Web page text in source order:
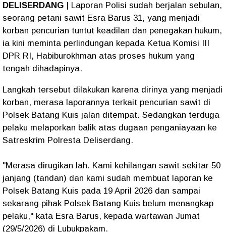
DELISERDANG | Laporan Polisi sudah berjalan sebulan,
seorang petani sawit Esra Barus 31, yang menjadi
korban pencurian tuntut keadilan dan penegakan hukum,
ia kini meminta perlindungan kepada Ketua Komisi III
DPR RI, Habiburokhman atas proses hukum yang
tengah dihadapinya.
Langkah tersebut dilakukan karena dirinya yang menjadi
korban, merasa laporannya terkait pencurian sawit di
Polsek Batang Kuis jalan ditempat. Sedangkan terduga
pelaku melaporkan balik atas dugaan penganiayaan ke
Satreskrim Polresta Deliserdang.
"Merasa dirugikan lah. Kami kehilangan sawit sekitar 50
janjang (tandan) dan kami sudah membuat laporan ke
Polsek Batang Kuis pada 19 April 2026 dan sampai
sekarang pihak Polsek Batang Kuis belum menangkap
pelaku," kata Esra Barus, kepada wartawan Jumat
(29/5/2026) di Lubukpakam.